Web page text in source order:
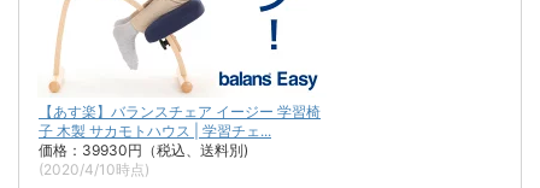
【あす楽】バランスチェア イージー 学習椅
子 木製 サカモトハウス | 学習チェ...
価格：39930円（税込、送料別)
(2020/4/10時点)